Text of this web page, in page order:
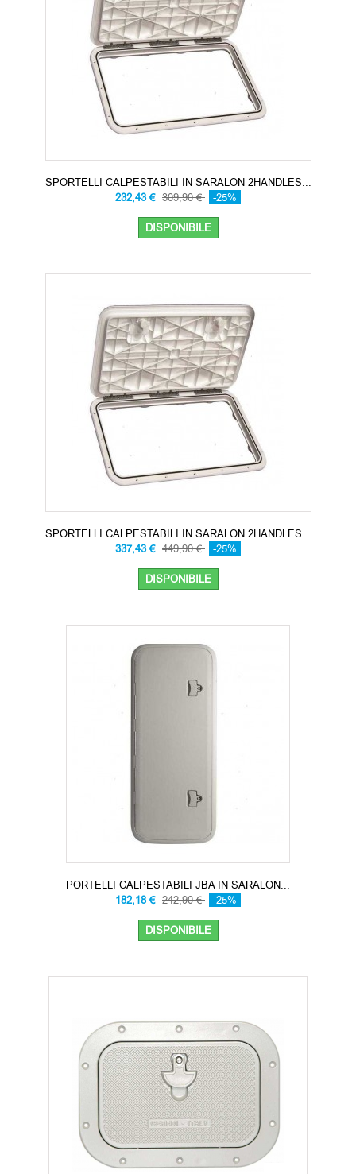
SPORTELLI CALPESTABILI IN SARALON 2HANDLES...
232,43 € 309,90 € -25%
DISPONIBILE
SPORTELLI CALPESTABILI IN SARALON 2HANDLES...
337,43 € 449,90 € -25%
DISPONIBILE
PORTELLI CALPESTABILI JBA IN SARALON...
182,18 € 242,90 € -25%
DISPONIBILE